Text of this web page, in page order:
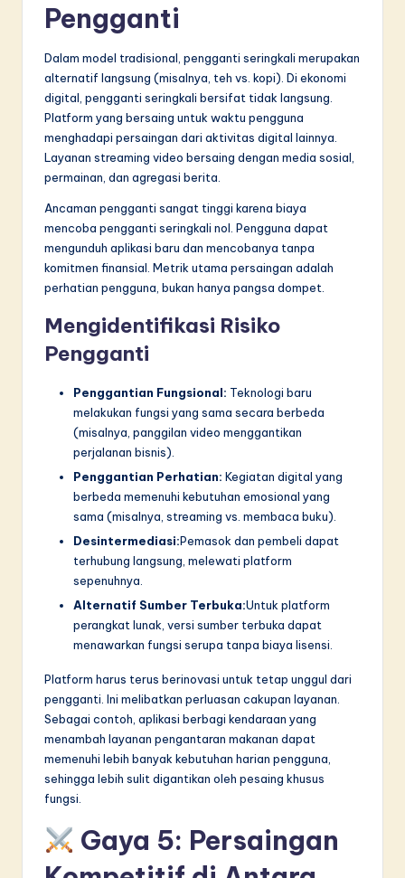
Pengganti
Dalam model tradisional, pengganti seringkali merupakan
alternatif langsung (misalnya, teh vs. kopi). Di ekonomi
digital, pengganti seringkali bersifat tidak langsung.
Platform yang bersaing untuk waktu pengguna
menghadapi persaingan dari aktivitas digital lainnya.
Layanan streaming video bersaing dengan media sosial,
permainan, dan agregasi berita.
Ancaman pengganti sangat tinggi karena biaya
mencoba pengganti seringkali nol. Pengguna dapat
mengunduh aplikasi baru dan mencobanya tanpa
komitmen finansial. Metrik utama persaingan adalah
perhatian pengguna, bukan hanya pangsa dompet.
Mengidentifikasi Risiko
Pengganti
Penggantian Fungsional: Teknologi baru
melakukan fungsi yang sama secara berbeda
(misalnya, panggilan video menggantikan
perjalanan bisnis).
Penggantian Perhatian: Kegiatan digital yang
berbeda memenuhi kebutuhan emosional yang
sama (misalnya, streaming vs. membaca buku).
Desintermediasi:Pemasok dan pembeli dapat
terhubung langsung, melewati platform
sepenuhnya.
Alternatif Sumber Terbuka:Untuk platform
perangkat lunak, versi sumber terbuka dapat
menawarkan fungsi serupa tanpa biaya lisensi.
Platform harus terus berinovasi untuk tetap unggul dari
pengganti. Ini melibatkan perluasan cakupan layanan.
Sebagai contoh, aplikasi berbagi kendaraan yang
menambah layanan pengantaran makanan dapat
memenuhi lebih banyak kebutuhan harian pengguna,
sehingga lebih sulit digantikan oleh pesaing khusus
fungsi.
Gaya 5: Persaingan